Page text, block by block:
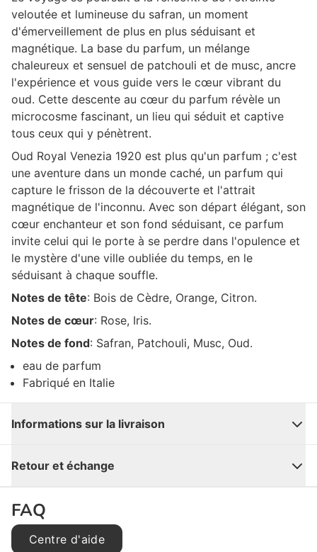
veloutée et lumineuse du safran, un moment
d'émerveillement de plus en plus séduisant et
magnétique. La base du parfum, un mélange
chaleureux et sensuel de patchouli et de musc, ancre
l'expérience et vous guide vers le cœur vibrant du
oud. Cette descente au cœur du parfum révèle un
microcosme fascinant, un lieu qui séduit et captive
tous ceux qui y pénètrent.
Oud Royal Venezia 1920 est plus qu'un parfum ; c'est
une aventure dans un monde caché, un parfum qui
capture le frisson de la découverte et l'attrait
magnétique de l'inconnu. Avec son départ élégant, son
cœur enchanteur et son fond séduisant, ce parfum
invite celui qui le porte à se perdre dans l'opulence et
le mystère d'une ville oubliée du temps, en le
séduisant à chaque souffle.
Notes de tête: Bois de Cèdre, Orange, Citron.
Notes de cœur: Rose, Iris.
Notes de fond: Safran, Patchouli, Musc, Oud.
eau de parfum
Fabriqué en Italie
Informations sur la livraison
Retour et échange
Fermer
FAQ
Centre d'aide